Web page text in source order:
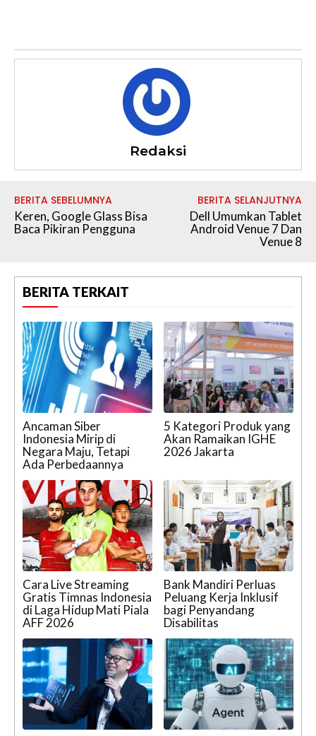
Redaksi
BERITA SEBELUMNYA
Keren, Google Glass Bisa
Baca Pikiran Pengguna
BERITA SELANJUTNYA
Dell Umumkan Tablet
Android Venue 7 Dan
Venue 8
BERITA TERKAIT
Ancaman Siber
Indonesia Mirip di
Negara Maju, Tetapi
Ada Perbedaannya
5 Kategori Produk yang
Akan Ramaikan IGHE
2026 Jakarta
Cara Live Streaming
Gratis Timnas Indonesia
di Laga Hidup Mati Piala
AFF 2026
Bank Mandiri Perluas
Peluang Kerja Inklusif
bagi Penyandang
Disabilitas